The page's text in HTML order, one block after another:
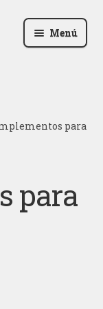
Menú
para
para